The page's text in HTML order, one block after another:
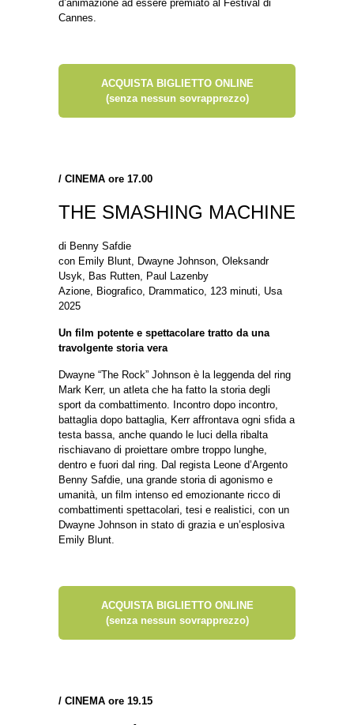
d’animazione ad essere premiato al Festival di
Cannes.
ACQUISTA BIGLIETTO ONLINE
(senza nessun sovrapprezzo)
/ CINEMA ore 17.00
THE SMASHING MACHINE
di Benny Safdie
con Emily Blunt, Dwayne Johnson, Oleksandr
Usyk, Bas Rutten, Paul Lazenby
Azione, Biografico, Drammatico, 123 minuti, Usa
2025
Un film potente e spettacolare tratto da una
travolgente storia vera
Dwayne “The Rock” Johnson è la leggenda del ring
Mark Kerr, un atleta che ha fatto la storia degli
sport da combattimento. Incontro dopo incontro,
battaglia dopo battaglia, Kerr affrontava ogni sfida a
testa bassa, anche quando le luci della ribalta
rischiavano di proiettare ombre troppo lunghe,
dentro e fuori dal ring. Dal regista Leone d’Argento
Benny Safdie, una grande storia di agonismo e
umanità, un film intenso ed emozionante ricco di
combattimenti spettacolari, tesi e realistici, con un
Dwayne Johnson in stato di grazia e un’esplosiva
Emily Blunt.
ACQUISTA BIGLIETTO ONLINE
(senza nessun sovrapprezzo)
/ CINEMA ore 19.15